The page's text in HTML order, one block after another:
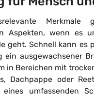
Aspekten, wenn es
geht. Schnell kann es
ein ausgewachsener
in Bereichen mit
Dachpappe oder
umfassenden